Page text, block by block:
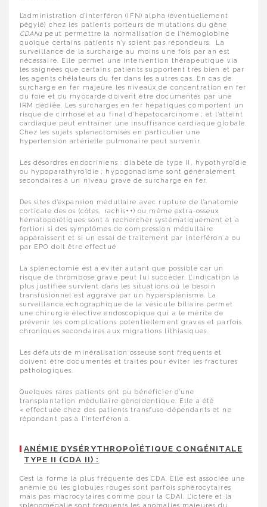
L’administration d’interféron (IFN) alpha (éventuellement
pégylé) chez les patients porteurs de mutations du gène
CDAN1 peut permettre la normalisation de l’hémoglobine
quoique certains patients n’y soient pas répondeurs. La
surveillance de la surcharge au moins une fois par an est
nécessaire. Elle permet une intervention thérapeutique via
les saignées que certains patients supportent très bien et par
les agents chélateurs du fer dans les autres cas. En cas de
surcharge en fer majeure les niveaux de concentration en fer
du foie et du myocarde doivent être documentés par une
IRM dédiée. Les surcharges en fer hépatiques comportent un
risque de cirrhose et au final d’hépatocarcinome ; et l’atteint
cardiaque peut entraîner une insuffisance cardiaque globale.
Chez les sujets splénectomisés en particulier une
hypertension artérielle pulmonaire peut survenir.
Les désordres endocriniens : diabète de type II, hypothyroïdie
ou hypoparathyroïdie ; hypogonadisme sont généralement
secondaires à un niveau grave de surcharge en fer.
Des sites d’expansion médullaire avec rupture de l’anatomie
corticale des os (côtes, rachis++) ou même extra-osseux
hématopoïétiques sont à rechercher systématiquement et a
fortiori si des symptômes de compression médullaire
apparaissent et si un essai de traitement par interféron a ou
par EPO doit être effectué
La splénectomie est à éviter autant que possible car un
risque de thrombose grave peut lui succéder. L’indication la
plus justifiée survient dans les situations où le besoin
transfusionnel est aggravé par un hypersplénisme. La
surveillance échographique de la vésicule biliaire permet
une chirurgie élective endoscopique qui a le mérite de
prévenir les complications potentiellement graves et parfois
chroniques secondaires aux migrations lithiasiques.
Les défauts de minéralisation osseuse sont fréquents et
doivent être documentés et traités pour éviter les fractures
pathologiques.
Quelques rares patients ont pu bénéficier d’une
transplantation médullaire génoidentique. Elle a été
« effectuée chez des patients transfuso-dépendants et ne
répondant pas à l’interféron a.
ANÉMIE DYSÉRYTHROPOÏÉTIQUE CONGÉNITALE
TYPE II (CDA II) :
C’est la forme la plus fréquente des CDA. Elle est associée une
anémie où les globules rouges sont parfois sphérocytaires
mais pas macrocytaires comme pour la CDAI. L’ictère et la
splénomégalie sont fréquents les anomalies majeures du